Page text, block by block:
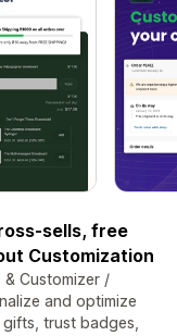
sells, free
Customization
Customizer /
and optimize
trust badges,